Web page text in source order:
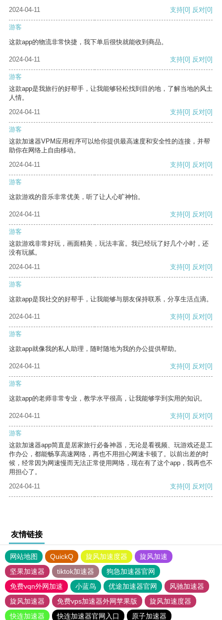
2024-04-11
支持[0] 反对[0]
游客
这款app的物流非常快捷，我下单后很快就能收到商品。
2024-04-11 支持[0] 反对[0]
游客
这款app是我旅行的好帮手，让我能够轻松找到目的地，了解当地的风土
人情。
2024-04-11
支持[0] 反对[0]
游客
这款加速器VPM应用程序可以给你提供最高速度和安全性的连接，并帮
助你在网络上自由移动。
2024-04-11
支持[0] 反对[0]
游客
这款游戏的音乐非常优美，听了让人心旷神怡。
2024-04-11 支持[0] 反对[0]
游客
这款游戏非常好玩，画面精美，玩法丰富。我已经玩了好几个小时，还
没有玩腻。
2024-04-11
支持[0] 反对[0]
游客
这款app是我社交的好帮手，让我能够与朋友保持联系，分享生活点滴。
2024-04-11 支持[0] 反对[0]
游客
这款app就像我的私人助理，随时随地为我的办公提供帮助。
2024-04-11 支持[0] 反对[0]
游客
这款app的老师非常专业，教学水平很高，让我能够学到实用的知识。
2024-04-11 支持[0] 反对[0]
游客
这款加速器app简直是居家旅行必备神器，无论是看视频、玩游戏还是工
作办公，都能畅享高速网络，再也不用担心网速卡顿了。以前出差的时
候，经常因为网速慢而无法正常使用网络，现在有了这个app，我再也不
用担心了。
2024-04-11
支持[0] 反对[0]
友情链接
网站地图 QuickQ 旋风加速度器
旋风加速
坚果加速器
tiktok加速器
狗急加速器官网
免费vqn外网加速
小蓝鸟 优途加速器官网
风驰加速器
旋风加速器
免费vps加速器外网苹果版
旋风加速度器
快连加速器
快连加速器官网入口 原子加速器